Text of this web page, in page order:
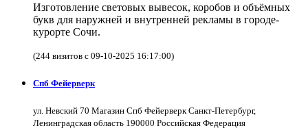
Изготовление световых вывесок, коробов и объёмных
букв для наружней и внутренней рекламы в городе-
курорте Сочи.
(244 визитов с 09-10-2025 16:17:00)
Спб Фейерверк
ул. Невский 70 Магазин Спб Фейерверк Санкт-Петербург,
Ленинградская область 190000 Российская Федерация